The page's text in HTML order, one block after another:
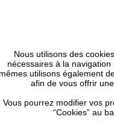
Nous utilisons des
nécessaires à la
mêmes utilisons également
afin de vous offrir
Vous pourrez modifier vos
“Cookies” au